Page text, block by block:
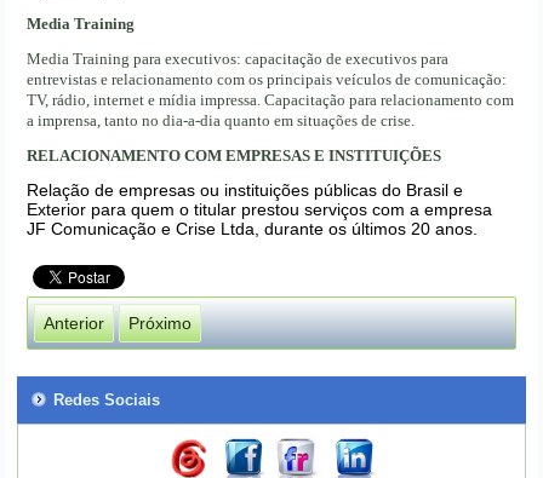
Media Training
Media Training para executivos: capacitação de executivos para
entrevistas e relacionamento com os principais veículos de comunicação:
TV, rádio, internet e mídia impressa. Capacitação para relacionamento com
a imprensa, tanto no dia-a-dia quanto em situações de crise.
RELACIONAMENTO COM EMPRESAS E INSTITUIÇÕES
Relação de empresas ou instituições públicas do Brasil e
Exterior para quem o titular prestou serviços com a empresa
JF Comunicação e Crise Ltda, durante os últimos 20 anos.
Anterior Próximo
Redes Sociais